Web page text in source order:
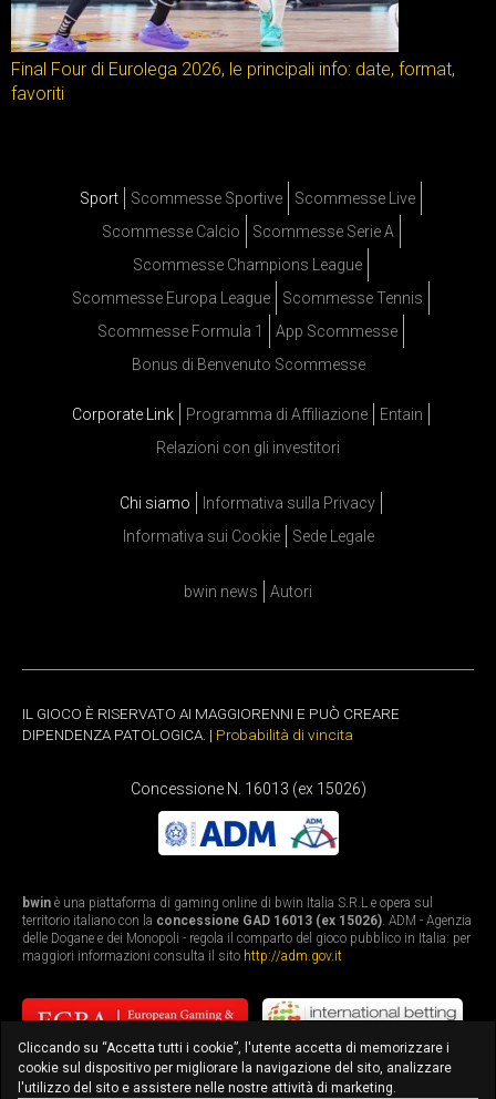
Final Four di Eurolega 2026, le principali info: date, format,
favoriti
Sport Scommesse Sportive
Scommesse Live
Scommesse Calcio
Scommesse Serie A
Scommesse Champions League
Scommesse Europa League
Scommesse Tennis
Scommesse Formula 1
App Scommesse
Bonus di Benvenuto Scommesse
Corporate Link Programma di Affiliazione
Entain
Relazioni con gli investitori
Chi siamo
Informativa sulla Privacy
Informativa sui Cookie
Sede Legale
bwin news Autori
IL GIOCO È RISERVATO AI MAGGIORENNI E PUÒ CREARE
DIPENDENZA PATOLOGICA. | Probabilità di vincita
Concessione N. 16013 (ex 15026)
bwin è una piattaforma di gaming online di bwin Italia S.R.L e opera sul
territorio italiano con la concessione GAD 16013 (ex 15026). ADM - Agenzia
delle Dogane e dei Monopoli - regola il comparto del gioco pubblico in Italia: per
maggiori informazioni consulta il sito http://adm.gov.it
Cliccando su “Accetta tutti i cookie”, l'utente accetta di memorizzare i
cookie sul dispositivo per migliorare la navigazione del sito, analizzare
l'utilizzo del sito e assistere nelle nostre attività di marketing.